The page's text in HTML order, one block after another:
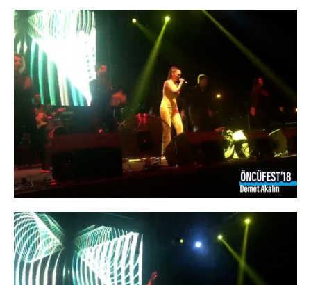
Çerez Ayarları Gizlilik Tercihleri
Aşağıdaki paneli kullanarak web sitemizde aktif olmasını
istediğiniz çerez türlerini özelleştirebilirsiniz. Değişikliklerin geçerli
olması için kaydetmeniz yeterlidir.
Web sitemizin temel fonksiyonlarının düzgün çalışması,
güvenliği ve erişilebilirliği için kullanılması zorunlu olan
çerezlerdir.
Performans ve Analiz Çerezleri